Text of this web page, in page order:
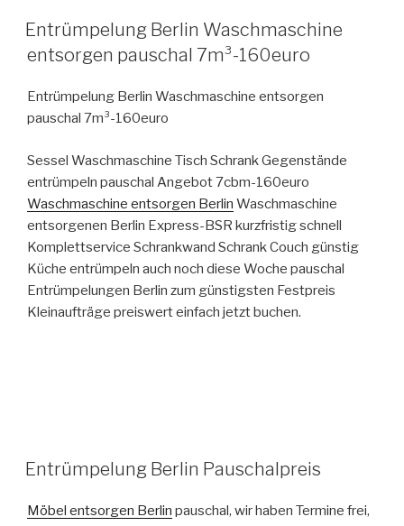
VERÖFFENTLICHT
AM
Entrümpelung Berlin Waschmaschine
entsorgen pauschal 7m³-160euro
Entrümpelung Berlin Waschmaschine entsorgen
pauschal 7m³-160euro
Sessel Waschmaschine Tisch Schrank Gegenstände
entrümpeln pauschal Angebot 7cbm-160euro
Waschmaschine entsorgen Berlin Waschmaschine
entsorgenen Berlin Express-BSR kurzfristig schnell
Komplettservice Schrankwand Schrank Couch günstig
Küche entrümpeln auch noch diese Woche pauschal
Entrümpelungen Berlin zum günstigsten Festpreis
Kleinaufträge preiswert einfach jetzt buchen.
VERÖFFENTLICHT
AM
Entrümpelung Berlin Pauschalpreis
Möbel entsorgen Berlin pauschal, wir haben Termine frei,